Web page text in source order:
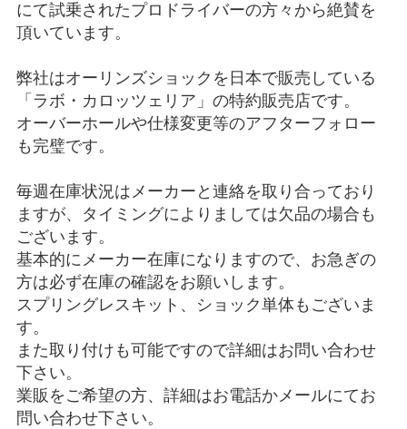
にて試乗されたプロドライバーの方々から絶賛を
頂いています。
弊社はオーリンズショックを日本で販売している
「ラボ・カロッツェリア」の特約販売店です。
オーバーホールや仕様変更等のアフターフォロー
も完璧です。
毎週在庫状況はメーカーと連絡を取り合っており
ますが、タイミングによりましては欠品の場合も
ございます。
基本的にメーカー在庫になりますので、お急ぎの
方は必ず在庫の確認をお願いします。
スプリングレスキット、ショック単体もございま
す。
また取り付けも可能ですので詳細はお問い合わせ
下さい。
業販をご希望の方、詳細はお電話かメールにてお
問い合わせ下さい。